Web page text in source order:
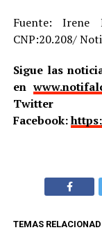
Fuente: Irene
CNP:20.208/
Sigue las
en
Twitter
Facebook:
TEMAS